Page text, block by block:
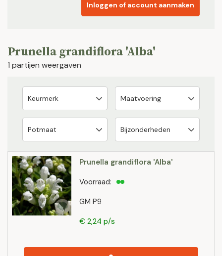
Inloggen of account aanmaken
Prunella grandiflora 'Alba'
1 partijen weergaven
Prunella grandiflora 'Alba'
GM P9
Voorraad:
€ 2,24 p/s